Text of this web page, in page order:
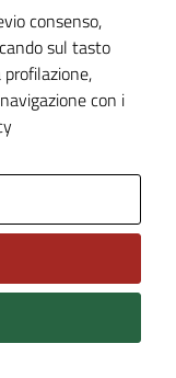
consenso,
sul tasto
con i